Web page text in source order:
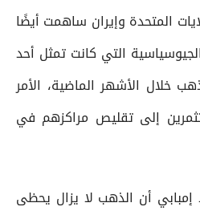
المتحدة وإيران ساهمت أيضًا
التي كانت تمثل أحد
خلال الأشهر الماضية، الأمر
إلى تقليص مراكزهم في
إمبابي أن الذهب لا يزال يحظى